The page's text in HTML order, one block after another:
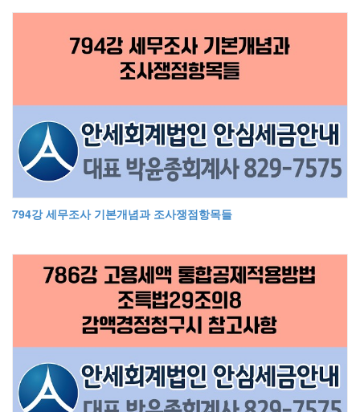
794강 세무조사 기본개념과 조사쟁점항목들